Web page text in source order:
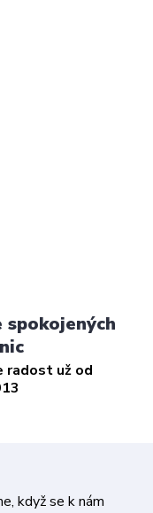
spokojených
radost už od
když se k nám